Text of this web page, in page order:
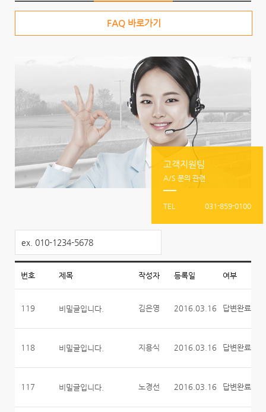
FAQ 바로가기
고객지원팀
A/S 문의 관련
TEL 031-859-0100
ex. 010-1234-5678
번호 제목 작성자 등록일 여부
119 비밀글입니다. 김은영 2016.03.16 답변완료
118 비밀글입니다. 지용식 2016.03.16 답변완료
117 비밀글입니다. 노경선 2016.03.16 답변완료